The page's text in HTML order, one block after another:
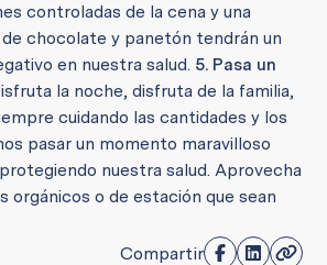
controladas de la cena y una
chocolate y panetón tendrán un
en nuestra salud. 5. Pasa un
la noche, disfruta de la familia,
cuidando las cantidades y los
pasar un momento maravilloso
nuestra salud. Aprovecha
orgánicos o de estación que sean
Compartir